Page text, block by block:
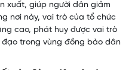
xuất, giúp người dân giảm
nơi này, vai trò của tổ chức
cao, phát huy được vai trò
trong vùng đồng bào dân